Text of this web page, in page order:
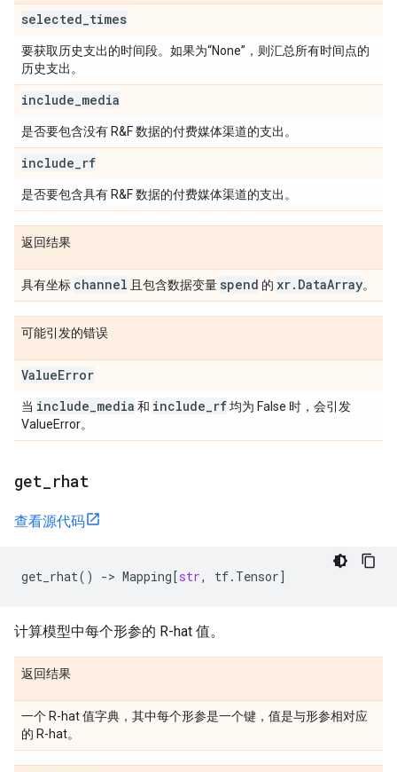
selected times
要获取历史支出的时间段。如果为“None”，则汇总所有时间点的
历史支出。
include media
是否要包含没有 R&F 数据的付费媒体渠道的支出。
include rf
是否要包含具有 R&F 数据的付费媒体渠道的支出。
返回结果
具有坐标 channel 且包含数据变量 spend 的 xr. DataArray。
可能引发的错误
ValueError
当 include media 和 include rf均为 False 时，会引发
ValueError。
get rhat
查看源代码
get_rhat() -> Mapping[str, tf. Tensor]
计算模型中每个形参的 R-hat 值。
返回结果
一个 R-hat 值字典，其中每个形参是一个键，值是与形参相对应
的 R-hat。